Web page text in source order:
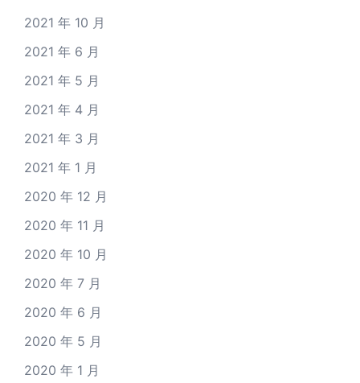
2021 年 10 月
2021 年 6 月
2021 年 5 月
2021 年 4 月
2021 年 3 月
2021 年 1 月
2020 年 12 月
2020 年 11 月
2020 年 10 月
2020 年 7 月
2020 年 6 月
2020 年 5 月
2020 年 1 月